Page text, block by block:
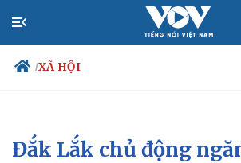
/XÃ HỘI
Chính trị
Xã hội
Đắk Lắk chủ động